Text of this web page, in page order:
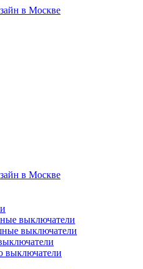
выключатели
выключатели
выключатели